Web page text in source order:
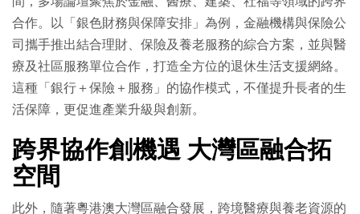
合作。以「銀色財務與保障安排」為例，金融機構與保險公
司攜手推出結合理財、保險及養老服務的綜合方案，並與醫
療及社區服務單位合作，打造全方位的退休生活支援網絡。
這種「銀行＋保險＋服務」的協作模式，不僅提升長者的生
活保障，更促進產業升級與創新。
跨界協作創機遇 大灣區融合拓
空間
此外，隨著粵港澳大灣區融合發展，跨境醫療與養老資源的